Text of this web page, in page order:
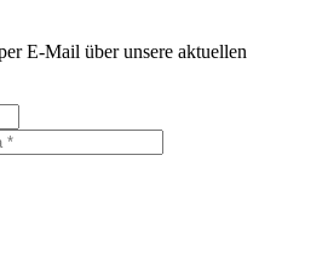
E-Mail über unsere aktuellen